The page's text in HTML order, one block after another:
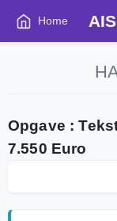
Home
Opgave :
7.550 Euro